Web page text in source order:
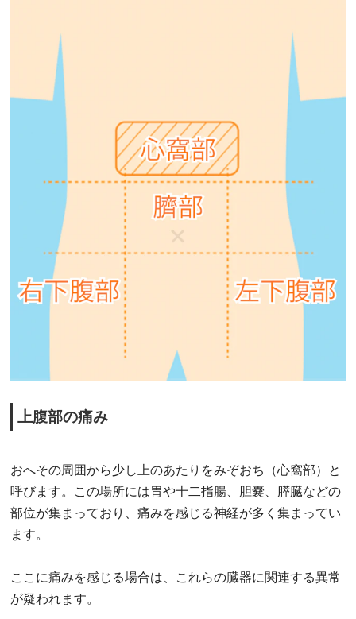
上腹部の痛み
おへその周囲から少し上のあたりをみぞおち（心窩部）と
呼びます。この場所には胃や十二指腸、胆嚢、膵臓などの
部位が集まっており、痛みを感じる神経が多く集まってい
ます。
ここに痛みを感じる場合は、これらの臓器に関連する異常
が疑われます。